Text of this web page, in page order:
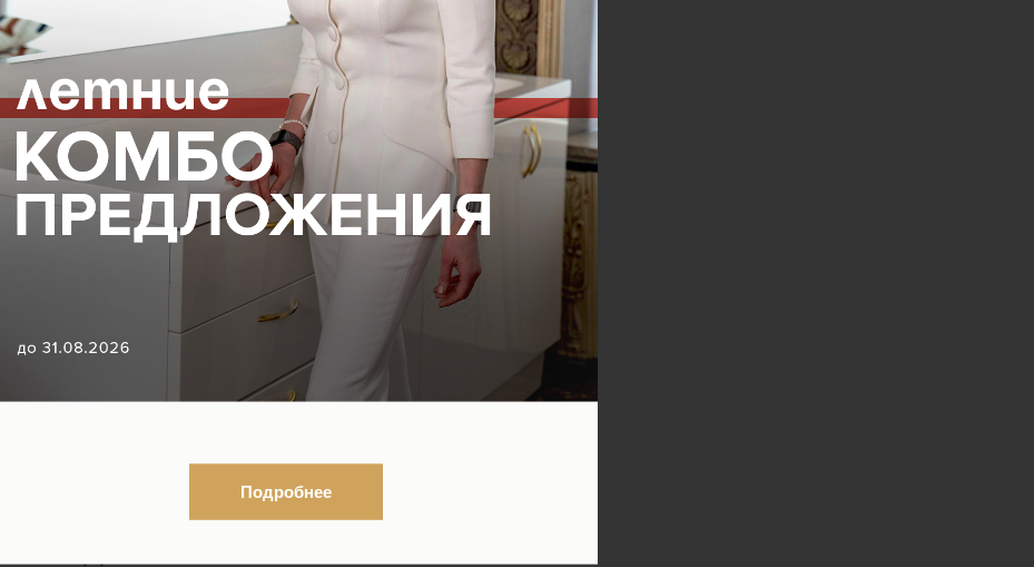
с сосудистыми нарушениями, сокращать
(воспаления), а также в целом комплексно
золотым дуэтом красоты и здоровья, а всё
обменные процессы, благодаря чему
отложения
упругости кожи
эффектом.
Подробнее